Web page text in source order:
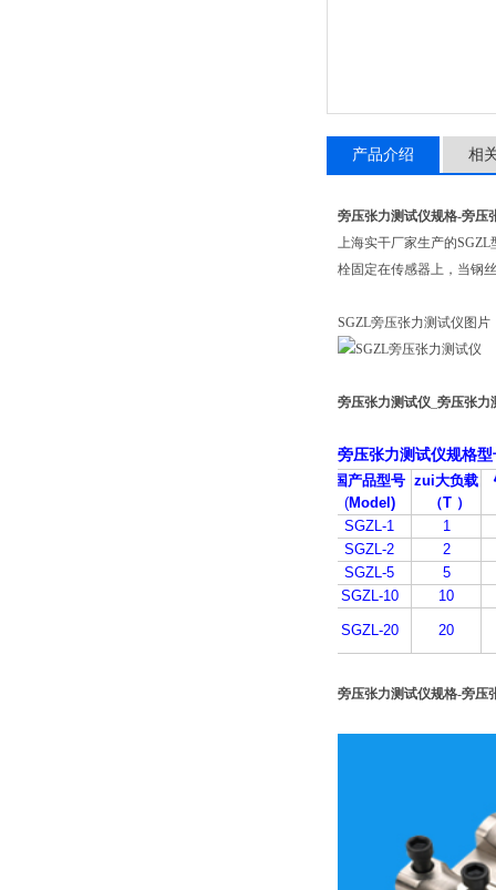
产品介绍 相
旁压张力测试仪规格-旁压
上海实干厂家生产的
栓固定在传感器上，当钢
SGZL旁压张力测试仪图片
旁压张力测试仪 旁压张力
旁压张力测试仪规格型
国产品型号
(Model)
zui大负载
（T ）
SGZL-1
1
SGZL-2
2
SGZL-5
5
SGZL-10
10
SGZL-20 20
旁压张力测试仪规格-旁压